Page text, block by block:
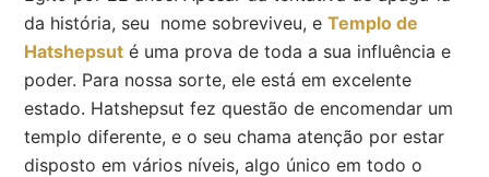
da história, seu nome sobreviveu, eTemplo de
Hatshepsut é uma prova de toda a sua influência e
poder. Para nossa sorte, ele está em excelente
estado. Hatshepsut fez questão de encomendar um
templo diferente, e o seu chama atenção por estar
disposto em vários níveis, algo único em todo o